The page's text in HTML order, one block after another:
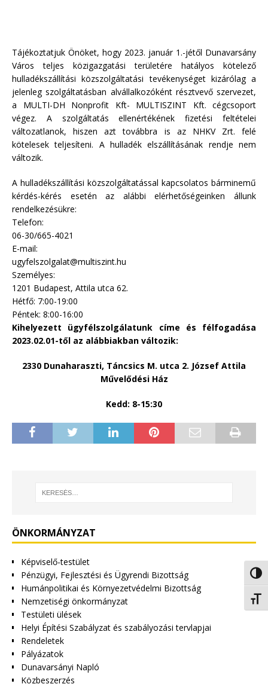
Tájékoztatjuk Önöket, hogy 2023. január 1.-jétől Dunavarsány
Város teljes közigazgatási területére hatályos kötelező
hulladékszállítási közszolgáltatási tevékenységet kizárólag a
jelenleg szolgáltatásban alvállalkozóként résztvevő szervezet,
a MULTI-DH Nonprofit Kft- MULTISZINT Kft. cégcsoport
végez. A szolgáltatás ellenértékének fizetési feltételei
változatlanok, hiszen azt továbbra is az NHKV Zrt. felé
kötelesek teljesíteni. A hulladék elszállításának rendje nem
változik.
A hulladékszállítási közszolgáltatással kapcsolatos bárminemű
kérdés-kérés esetén az alábbi elérhetőségeinken állunk
rendelkezésükre:
Telefon:
06-30/665-4021
E-mail:
ugyfelszolgalat@multiszint.hu
Személyes:
1201 Budapest, Attila utca 62.
Hétfő: 7:00-19:00
Péntek: 8:00-16:00
Kihelyezett ügyfélszolgálatunk címe és félfogadása
2023.02.01-től az alábbiakban változik:
2330 Dunaharaszti, Táncsics M. utca 2. József Attila
Művelődési Ház
Kedd: 8-15:30
ÖNKORMÁNYZAT
Képviselő-testület
Pénzügyi, Fejlesztési és Ügyrendi Bizottság
Humánpolitikai és Környezetvédelmi Bizottság
Nemzetiségi önkormányzat
Testületi ülések
Helyi Építési Szabályzat és szabályozási tervlapjai
Rendeletek
Pályázatok
Dunavarsányi Napló
Közbeszerzés